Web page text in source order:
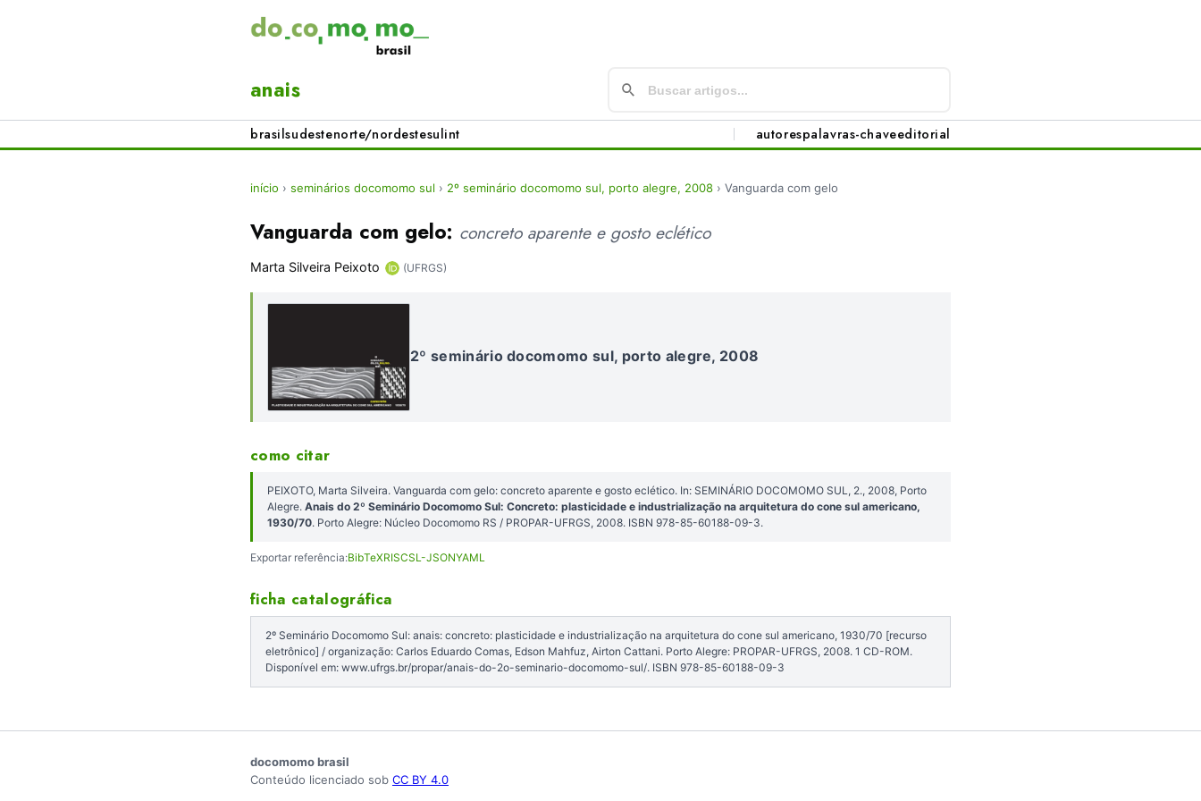
anais
brasilsudestenorte/nordestesulint autorespalavras-chaveeditorial
início › seminários docomomo sul › 2º seminário docomomo sul, porto alegre, 2008 › Vanguarda com gelo
Vanguarda com gelo: concreto aparente e gosto eclético
Marta Silveira Peixoto (UFRGS)
2º seminário docomomo sul, porto alegre, 2008
como citar
PEIXOTO, Marta Silveira. Vanguarda com gelo: concreto aparente e gosto eclético. In: SEMINÁRIO DOCOMOMO SUL, 2., 2008, Porto
Alegre. Anais do 2º Seminário Docomomo Sul: Concreto: plasticidade e industrialização na arquitetura do cone sul americano,
1930/70. Porto Alegre: Núcleo Docomomo RS / PROPAR-UFRGS, 2008. ISBN 978-85-60188-09-3.
Exportar referência:BibTeXRISCSL-JSONYAML
ficha catalográfica
2º Seminário Docomomo Sul: anais: concreto: plasticidade e industrialização na arquitetura do cone sul americano, 1930/70 [recurso
eletrônico] / organização: Carlos Eduardo Comas, Edson Mahfuz, Airton Cattani. Porto Alegre: PROPAR-UFRGS, 2008. 1 CD-ROM.
Disponível em: www.ufrgs.br/propar/anais-do-2o-seminario-docomomo-sul/. ISBN 978-85-60188-09-3
docomomo brasil
Conteúdo licenciado sob CC BY 4.0